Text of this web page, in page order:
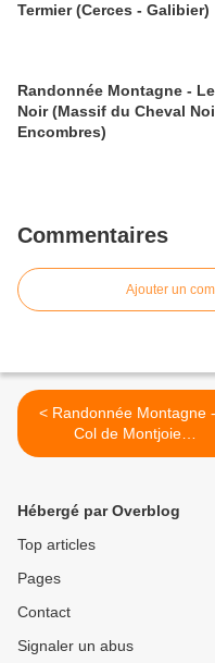
Termier (Cerces - Galibier)
Randonnée Montagne -
Noir (Massif du Cheval
Encombres)
Commentaires
Ajouter un
< Randonnée Montagne -
Col de Montjoie
(Maurienne)
Hébergé par Overblog
Top articles
Pages
Contact
Signaler un abus